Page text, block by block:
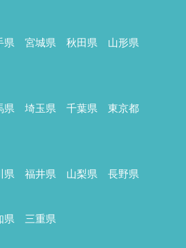
県 宮城県 秋田県
山形県
県 埼玉県 千葉県
東京都
県 福井県 山梨県 長野県
県 三重県